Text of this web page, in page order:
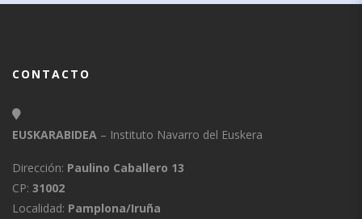
CONTACTO
EUSKARABIDEA – Instituto Navarro del Euskera
Dirección: Paulino Caballero 13
CP: 31002
Localidad: Pamplona/Iruña